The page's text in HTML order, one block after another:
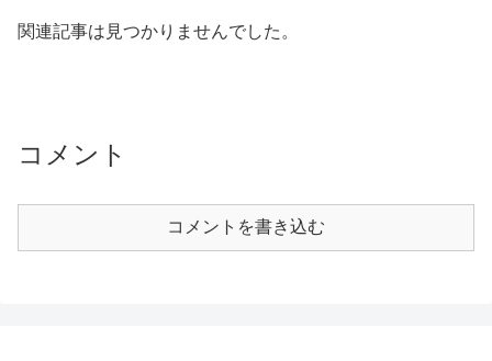
関連記事は見つかりませんでした。
コメント
コメントを書き込む